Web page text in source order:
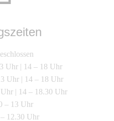
| 14 – 18 Uhr
| 14 – 18 Uhr
| 14 – 18.30 Uhr
– 13 Uhr
12.30 Uhr